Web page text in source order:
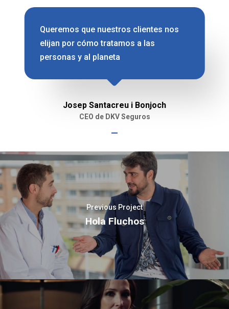
Queremos que nuestros clientes nos
elijan por cómo tratamos a las
personas y al planeta
Josep Santacreu i Bonjoch
CEO de DKV Seguros
Previous Project
Hola Fluchos